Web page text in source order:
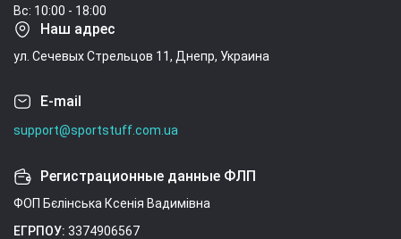
Вс: 10:00 - 18:00
Наш адрес
ул. Сечевых Стрельцов 11, Днепр, Украина
E-mail
support@sportstuff.com.ua
Регистрационные данные ФЛП
ФОП Бєлінська Ксенія Вадимівна
ЕГРПОУ: 3374906567